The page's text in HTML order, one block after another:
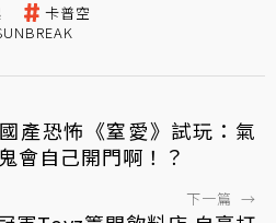
卡普空
產恐怖《窒愛》試玩：氣
會自己開門啊！？
下一篇 →